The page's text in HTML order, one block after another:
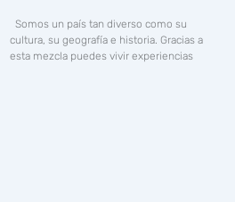
Somos un país tan diverso como su
cultura, su geografía e historia. Gracias a
esta mezcla puedes vivir experiencias